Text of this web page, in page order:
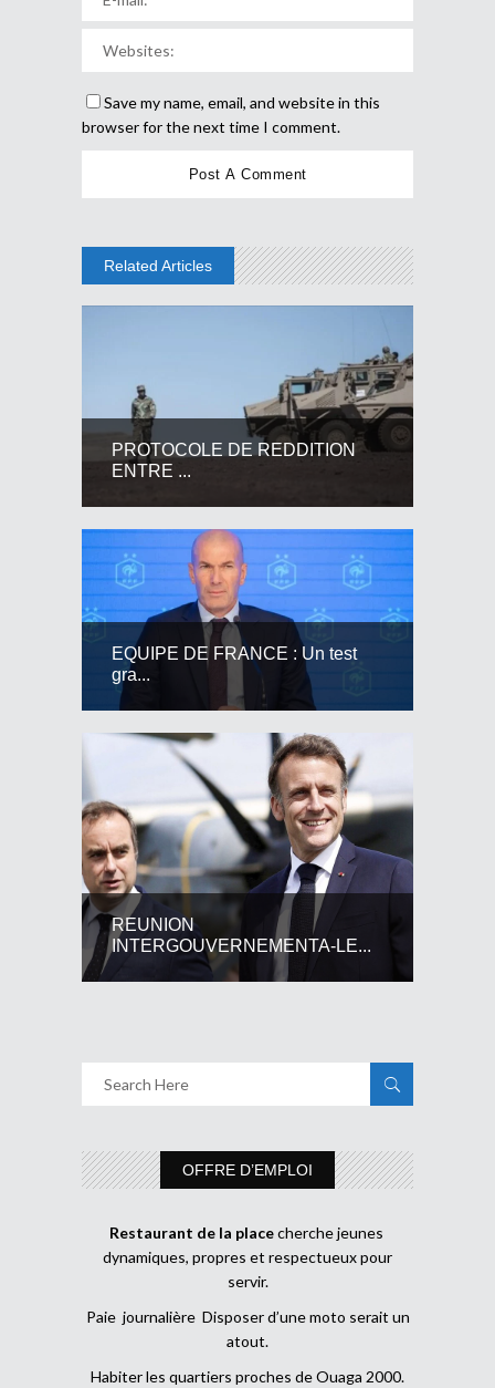
Save my name, email, and website in this
browser for the next time I comment.
Related Articles
PROTOCOLE DE REDDITION
ENTRE ...
EQUIPE DE FRANCE : Un test
gra...
REUNION
INTERGOUVERNEMENTA-LE...
OFFRE D’EMPLOI
Restaurant de la placecherche jeunes
dynamiques, propres et respectueux pour
servir.
Paie journalière Disposer d’une moto serait un
atout.
Habiter les quartiers proches de Ouaga 2000.